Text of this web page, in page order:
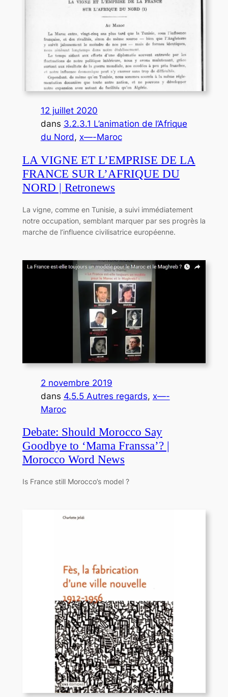
12 juillet 2020
dans 3.2.3.1 L’animation de l’Afrique
du Nord, x—-Maroc
LA VIGNE ET L’EMPRISE DE LA
FRANCE SUR L’AFRIQUE DU
NORD | Retronews
La vigne, comme en Tunisie, a suivi immédiatement
notre occupation, semblant marquer par ses progrès la
marche de l’influence civilisatrice européenne.
2 novembre 2019
dans 4.5.5 Autres regards, x—-
Maroc
Debate: Should Morocco Say
Goodbye to ‘Mama Franssa’? |
Morocco Word News
Is France still Morocco’s model ?